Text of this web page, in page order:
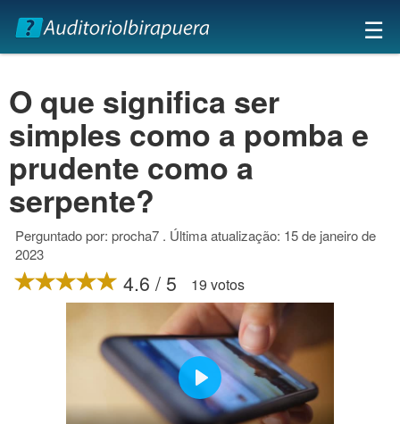
×
☰
O que significa ser
simples como a pomba e
prudente como a
serpente?
Perguntado por: procha7 . Última atualização: 15 de janeiro de
2023
4.6 / 5 19 votos
Play